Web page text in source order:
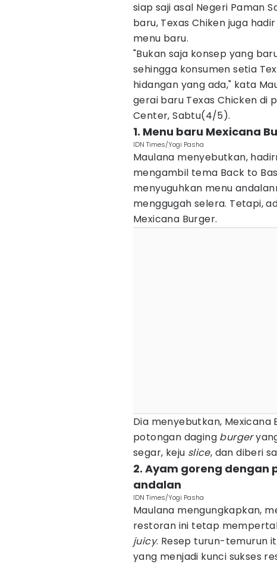
siap saji asal Negeri Paman
baru, Texas Chiken juga
menu baru.
"Bukan saja konsep yang
sehingga konsumen setia
hidangan yang ada," kata
gerai baru Texas Chicken di
Center, Sabtu(4/5).
1. Menu baru Mexicana
IDN Times/Yogi Pasha
Maulana menyebutkan,
mengambil tema Back to
menyuguhkan menu
menggugah selera. Tetapi,
Mexicana Burger.
Dia menyebutkan,
potongan daging burger
segar, keju slice, dan diberi
2. Ayam goreng
andalan
IDN Times/Yogi Pasha
Maulana mengungkapkan,
restoran ini tetap
juicy. Resep turun-temurun
yang menjadi kunci sukses